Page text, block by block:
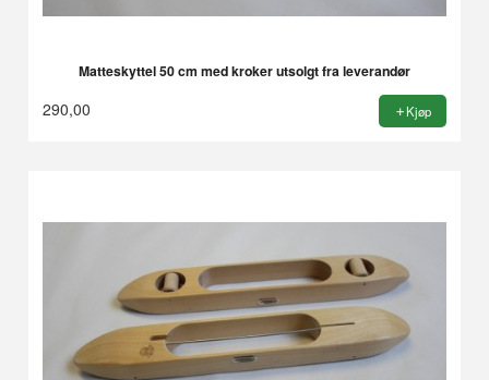
Matteskyttel 50 cm med kroker utsolgt fra leverandør
290,00 Kjøp